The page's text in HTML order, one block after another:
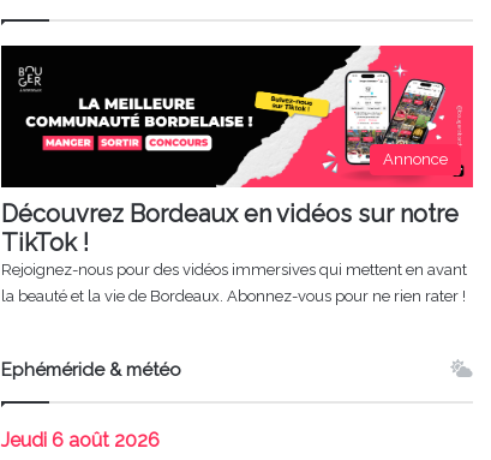
Annonce
Découvrez Bordeaux en vidéos sur notre
TikTok !
Rejoignez-nous pour des vidéos immersives qui mettent en avant
la beauté et la vie de Bordeaux. Abonnez-vous pour ne rien rater !
Ephéméride & météo
Jeudi 6 août 2026